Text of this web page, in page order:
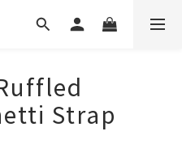
Strap